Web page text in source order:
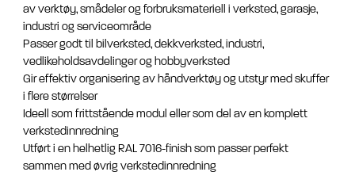
av verktøy, smådeler og forbruksmateriell i verksted, garasje,
industri og serviceområde
Passer godt til bilverksted, dekkverksted, industri,
vedlikeholdsavdelinger og hobbyverksted
Gir effektiv organisering av håndverktøy og utstyr med skuffer
i flere størrelser
Ideell som frittstående modul eller som del av en komplett
verkstedinnredning
Utført i en helhetlig RAL 7016-finish som passer perfekt
sammen med øvrig verkstedinnredning